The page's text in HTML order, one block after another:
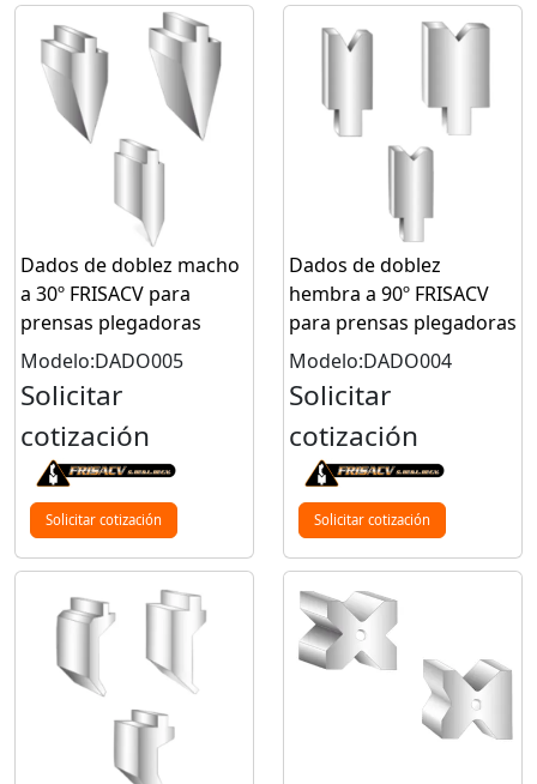
Dados de doblez macho
a 30º FRISACV para
prensas plegadoras
Modelo:DADO005
Solicitar
cotización
Solicitar cotización
Dados de doblez
hembra a 90º FRISACV
para prensas plegadoras
Modelo:DADO004
Solicitar
cotización
Solicitar cotización